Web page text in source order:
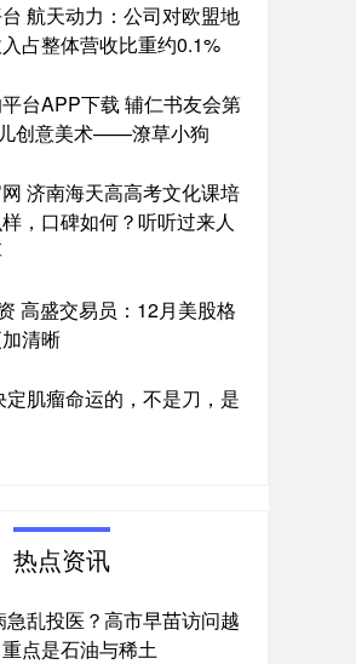
航天动力：公司对欧盟地
占整体营收比重约0.1%
台APP下载 辅仁书友会第
创意美术——潦草小狗
济南海天高高考文化课培
，口碑如何？听听过来人
高盛交易员：12月美股格
清晰
定肌瘤命运的，不是刀，是
热点资讯
急乱投医？高市早苗访问越
点是石油与稀土